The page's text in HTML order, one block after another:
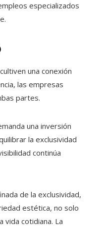
especializados
una conexión
las empresas
partes.
una inversión
la exclusividad
continúa
de la exclusividad,
estética, no solo
cotidiana. La